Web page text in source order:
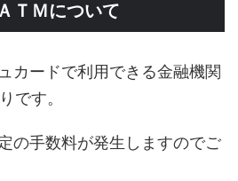
ＴＭについて
カードで利用できる金融機関
です。
の手数料が発生しますのでご